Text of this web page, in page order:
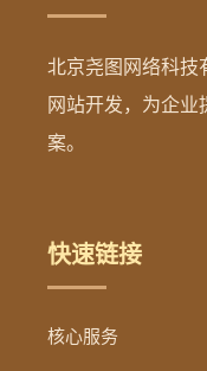
北京尧图网络科技
网站开发，为企
案。
快速链接
核心服务